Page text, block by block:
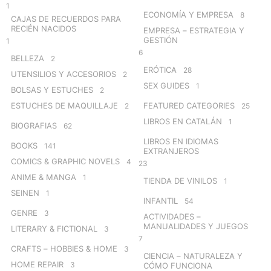
1
CAJAS DE RECUERDOS PARA
RECIÉN NACIDOS
1
BELLEZA 2
UTENSILIOS Y ACCESORIOS 2
BOLSAS Y ESTUCHES 2
ESTUCHES DE MAQUILLAJE 2
BIOGRAFIAS 62
BOOKS 141
COMICS & GRAPHIC NOVELS 4
ANIME & MANGA 1
SEINEN 1
GENRE 3
LITERARY & FICTIONAL 3
CRAFTS – HOBBIES & HOME 3
HOME REPAIR 3
ECONOMÍA Y EMPRESA 8
EMPRESA – ESTRATEGIA Y
GESTIÓN
6
ERÓTICA 28
SEX GUIDES 1
FEATURED CATEGORIES 25
LIBROS EN CATALÁN 1
LIBROS EN IDIOMAS
EXTRANJEROS
23
TIENDA DE VINILOS 1
INFANTIL 54
ACTIVIDADES –
MANUALIDADES Y JUEGOS
7
CIENCIA – NATURALEZA Y
CÓMO FUNCIONA